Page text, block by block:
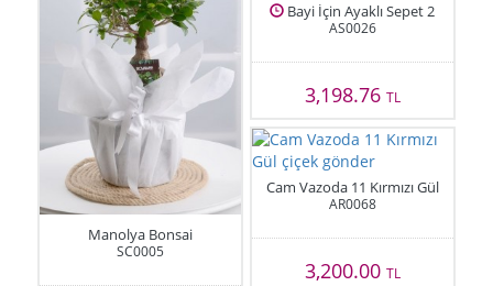
Manolya Bonsai
SC0005
Bayi İçin Ayaklı Sepet 2
AS0026
3,198.76 TL
Cam Vazoda 11 Kırmızı Gül
AR0068
3,200.00 TL